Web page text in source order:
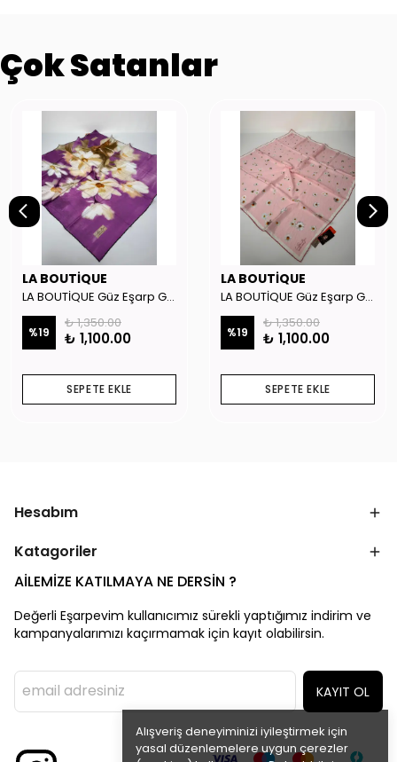
Alışveriş deneyiminizi iyileştirmek için
yasal düzenlemelere uygun çerezler
Çok Satanlar
LA BOUTİQUE
LA BOUTİQUE Güz Eşarp GYSE262908
%19
₺ 1,350.00
₺ 1,100.00
SEPETE EKLE
LA BOUTİQUE
LA BOUTİQUE Güz Eşarp GYSE130804
%19
₺ 1,350.00
₺ 1,100.00
SEPETE EKLE
Hesabım
Katagoriler
AİLEMİZE KATILMAYA NE DERSİN ?
Değerli Eşarpevim kullanıcımız sürekli yaptığımız indirim ve
kampanyalarımızı kaçırmamak için kayıt olabilirsin.
KAYIT OL